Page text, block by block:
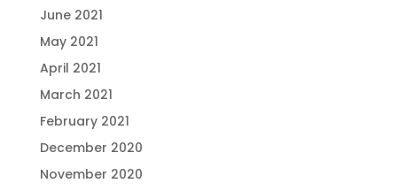
June 2021
May 2021
April 2021
March 2021
February 2021
December 2020
November 2020